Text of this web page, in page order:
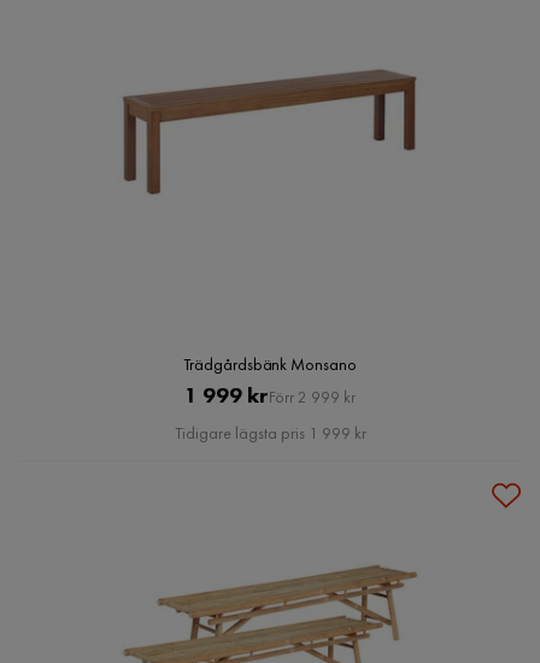
Trädgårdsbänk Monsano
Pris
1 999 krOriginal
Pris
Förr 2 999 kr
Tidigare lägsta pris 1 999 kr